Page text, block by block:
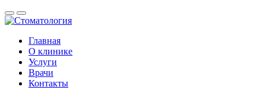
Главная
О клинике
Услуги
Врачи
Контакты